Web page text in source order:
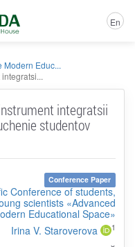
En
Educ...
integratsii
studentov
Conference Paper
Conference of students,
scientists «Advanced
Educational Space»
Irina V. Staroverova 1